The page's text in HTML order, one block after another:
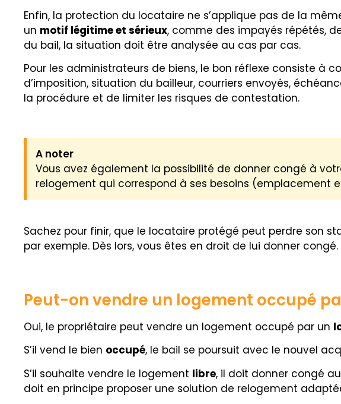
Enfin, la protection du locataire ne s’applique pas de la
un motif légitime et sérieux, comme des impayés répétés,
du bail, la situation doit être analysée au cas par cas.
Pour les administrateurs de biens, le bon réflexe consiste à
d’imposition, situation du bailleur, courriers envoyés,
la procédure et de limiter les risques de contestation.
A noter
Vous avez également la possibilité de donner congé à
relogement qui correspond à ses besoins (emplacement
Sachez pour finir, que le locataire protégé peut perdre son
par exemple. Dès lors, vous êtes en droit de lui donner congé.
Peut-on vendre un logement occupé
Oui, le propriétaire peut vendre un logement occupé par un
S’il vend le bien occupé, le bail se poursuit avec le nouvel
S’il souhaite vendre le logement libre, il doit donner congé
doit en principe proposer une solution de relogement